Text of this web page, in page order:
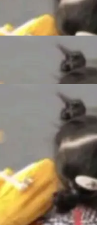
比，Spa
而，支
同的面
充沛的经
概括：
install.
划、写
绍，Muse
。这些后
校
野。整个
制难度
TENT。
T
零拷贝
底层基
讯网平将
通信组
实现了一
），
发场景的
越的技术
化部署，
多企业已
公有云模
但随着 AI
级、组织
安全性、
能
年人工
工智能在
业赋能、
。深信服
随着各行
的结
者之一。